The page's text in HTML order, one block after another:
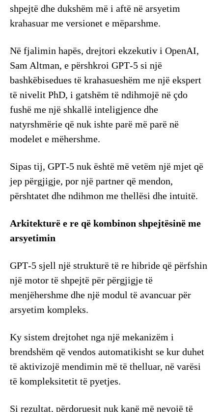
shpejtë dhe dukshëm më i aftë në arsyetim
krahasuar me versionet e mëparshme.
Në fjalimin hapës, drejtori ekzekutiv i OpenAI,
Sam Altman, e përshkroi GPT‑5 si një
bashkëbisedues të krahasueshëm me një ekspert
të nivelit PhD, i gatshëm të ndihmojë në çdo
fushë me një shkallë inteligjence dhe
natyrshmërie që nuk ishte parë më parë në
modelet e mëhershme.
Sipas tij, GPT‑5 nuk është më vetëm një mjet që
jep përgjigje, por një partner që mendon,
përshtatet dhe ndihmon me thellësi dhe intuitë.
Arkitekturë e re që kombinon shpejtësinë me
arsyetimin
GPT‑5 sjell një strukturë të re hibride që përfshin
një motor të shpejtë për përgjigje të
menjëhershme dhe një modul të avancuar për
arsyetim kompleks.
Ky sistem drejtohet nga një mekanizëm i
brendshëm që vendos automatikisht se kur duhet
të aktivizojë mendimin më të thelluar, në varësi
të kompleksitetit të pyetjes.
Si rezultat, përdoruesit nuk kanë më nevojë të